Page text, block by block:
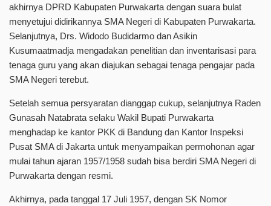
akhirnya DPRD Kabupaten Purwakarta dengan suara bulat
menyetujui didirikannya SMA Negeri di Kabupaten Purwakarta.
Selanjutnya, Drs. Widodo Budidarmo dan Asikin
Kusumaatmadja mengadakan penelitian dan inventarisasi para
tenaga guru yang akan diajukan sebagai tenaga pengajar pada
SMA Negeri terebut.
Setelah semua persyaratan dianggap cukup, selanjutnya Raden
Gunasah Natabrata selaku Wakil Bupati Purwakarta
menghadap ke kantor PKK di Bandung dan Kantor Inspeksi
Pusat SMA di Jakarta untuk menyampaikan permohonan agar
mulai tahun ajaran 1957/1958 sudah bisa berdiri SMA Negeri di
Purwakarta dengan resmi.
Akhirnya, pada tanggal 17 Juli 1957, dengan SK Nomor